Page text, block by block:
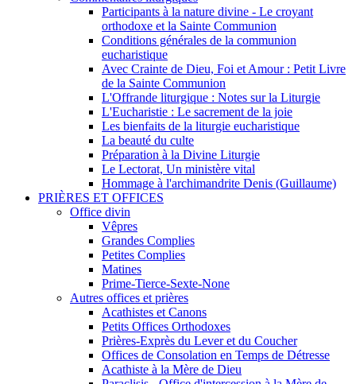
Participants à la nature divine - Le croyant
orthodoxe et la Sainte Communion
Conditions générales de la communion
eucharistique
Avec Crainte de Dieu, Foi et Amour : Petit Livre
de la Sainte Communion
L'Offrande liturgique : Notes sur la Liturgie
L'Eucharistie : Le sacrement de la joie
Les bienfaits de la liturgie eucharistique
La beauté du culte
Préparation à la Divine Liturgie
Le Lectorat, Un ministère vital
Hommage à l'archimandrite Denis (Guillaume)
PRIÈRES ET OFFICES
Office divin
Vêpres
Grandes Complies
Petites Complies
Matines
Prime-Tierce-Sexte-None
Autres offices et prières
Acathistes et Canons
Petits Offices Orthodoxes
Prières-Exprès du Lever et du Coucher
Offices de Consolation en Temps de Détresse
Acathiste à la Mère de Dieu